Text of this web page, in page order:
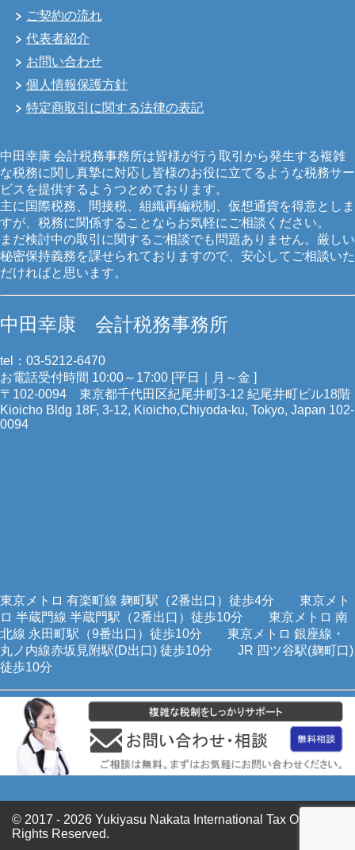
ご契約の流れ
代表者紹介
お問い合わせ
個人情報保護方針
特定商取引に関する法律の表記
中田幸康 会計税務事務所は皆様が行う取引から発生する複雑
な税務に関し真摯に対応し皆様のお役に立てるような税務サー
ビスを提供するようつとめております。
主に国際税務、間接税、組織再編税制、仮想通貨を得意としま
すが、税務に関係することならお気軽にご相談ください。
まだ検討中の取引に関するご相談でも問題ありません。厳しい
秘密保持義務を課せられておりますので、安心してご相談いた
だければと思います。
中田幸康 会計税務事務所
tel：03-5212-6470
お電話受付時間 10:00～17:00 [平日｜月～金 ]
〒102-0094 東京都千代田区紀尾井町3-12 紀尾井町ビル18階
Kioicho Bldg 18F, 3-12, Kioicho,Chiyoda-ku, Tokyo, Japan 102-
0094
東京メトロ 有楽町線 麹町駅（2番出口）徒歩4分 東京メト
ロ 半蔵門線 半蔵門駅（2番出口）徒歩10分 東京メトロ 南
北線 永田町駅（9番出口）徒歩10分 東京メトロ 銀座線・
丸ノ内線赤坂見附駅(D出口) 徒歩10分 JR 四ツ谷駅(麹町口)
徒歩10分
© 2017 - 2026 Yukiyasu Nakata International Tax Office All
Rights Reserved.